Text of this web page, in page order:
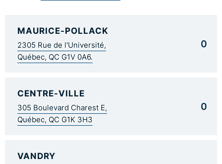
MAURICE-POLLACK
2305 Rue de l'Université,
Québec, QC G1V 0A6.
0
CENTRE-VILLE
305 Boulevard Charest E,
Québec, QC G1K 3H3
0
VANDRY